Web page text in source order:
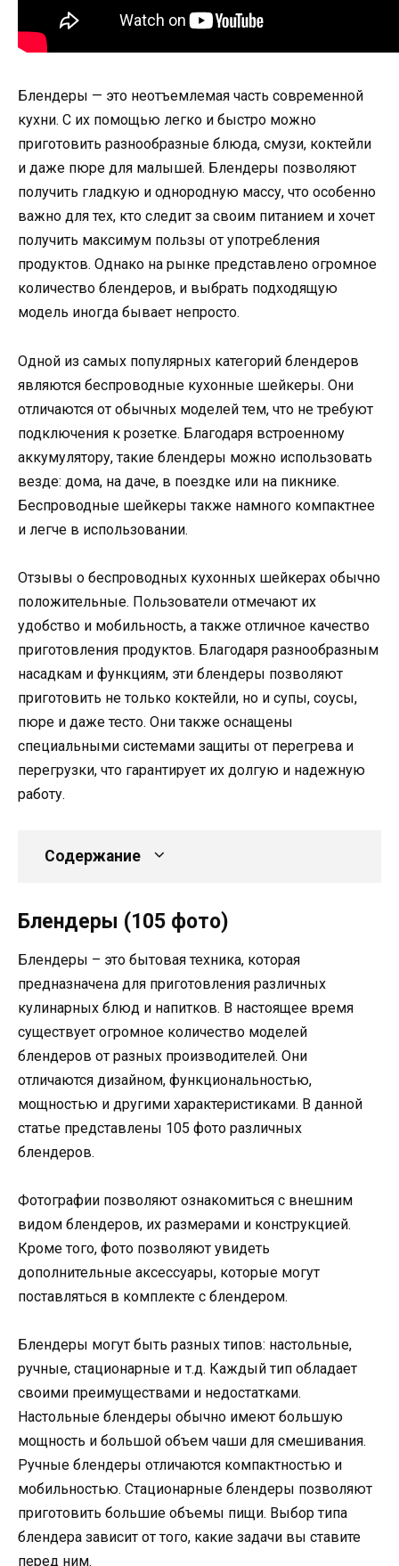
Блендеры — это неотъемлемая часть современной
кухни. С их помощью легко и быстро можно
приготовить разнообразные блюда, смузи, коктейли
и даже пюре для малышей. Блендеры позволяют
получить гладкую и однородную массу, что особенно
важно для тех, кто следит за своим питанием и хочет
получить максимум пользы от употребления
продуктов. Однако на рынке представлено огромное
количество блендеров, и выбрать подходящую
модель иногда бывает непросто.
Одной из самых популярных категорий блендеров
являются беспроводные кухонные шейкеры. Они
отличаются от обычных моделей тем, что не требуют
подключения к розетке. Благодаря встроенному
аккумулятору, такие блендеры можно использовать
везде: дома, на даче, в поездке или на пикнике.
Беспроводные шейкеры также намного компактнее
и легче в использовании.
Отзывы о беспроводных кухонных шейкерах обычно
положительные. Пользователи отмечают их
удобство и мобильность, а также отличное качество
приготовления продуктов. Благодаря разнообразным
насадкам и функциям, эти блендеры позволяют
приготовить не только коктейли, но и супы, соусы,
пюре и даже тесто. Они также оснащены
специальными системами защиты от перегрева и
перегрузки, что гарантирует их долгую и надежную
работу.
Содержание
Блендеры (105 фото)
Блендеры – это бытовая техника, которая
предназначена для приготовления различных
кулинарных блюд и напитков. В настоящее время
существует огромное количество моделей
блендеров от разных производителей. Они
отличаются дизайном, функциональностью,
мощностью и другими характеристиками. В данной
статье представлены 105 фото различных
блендеров.
Фотографии позволяют ознакомиться с внешним
видом блендеров, их размерами и конструкцией.
Кроме того, фото позволяют увидеть
дополнительные аксессуары, которые могут
поставляться в комплекте с блендером.
Блендеры могут быть разных типов: настольные,
ручные, стационарные и т.д. Каждый тип обладает
своими преимуществами и недостатками.
Настольные блендеры обычно имеют большую
мощность и большой объем чаши для смешивания.
Ручные блендеры отличаются компактностью и
мобильностью. Стационарные блендеры позволяют
приготовить большие объемы пищи. Выбор типа
блендера зависит от того, какие задачи вы ставите
перед ним.